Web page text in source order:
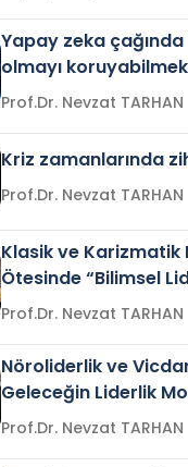
Yapay zeka
olmayı koruyabilmek
Prof.Dr. Nevzat TARHAN
Kriz zamanlarında
Prof.Dr. Nevzat TARHAN
Klasik ve Karizmatik
Ötesinde “Bilimsel
Prof.Dr. Nevzat TARHAN
Nöroliderlik ve
Geleceğin Liderlik
Prof.Dr. Nevzat TARHAN